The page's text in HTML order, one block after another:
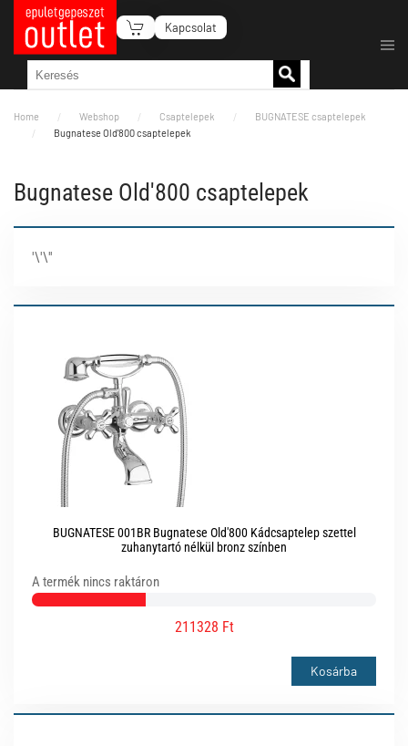
Fő tartalom átugrása
Kapcsolat
Home Webshop Csaptelepek
BUGNATESE csaptelepek
Bugnatese Old'800 csaptelepek
Bugnatese Old'800 csaptelepek
'\'\''
BUGNATESE 001BR Bugnatese Old'800 Kádcsaptelep szettel
zuhanytartó nélkül bronz színben
A termék nincs raktáron
211328 Ft
Kosárba